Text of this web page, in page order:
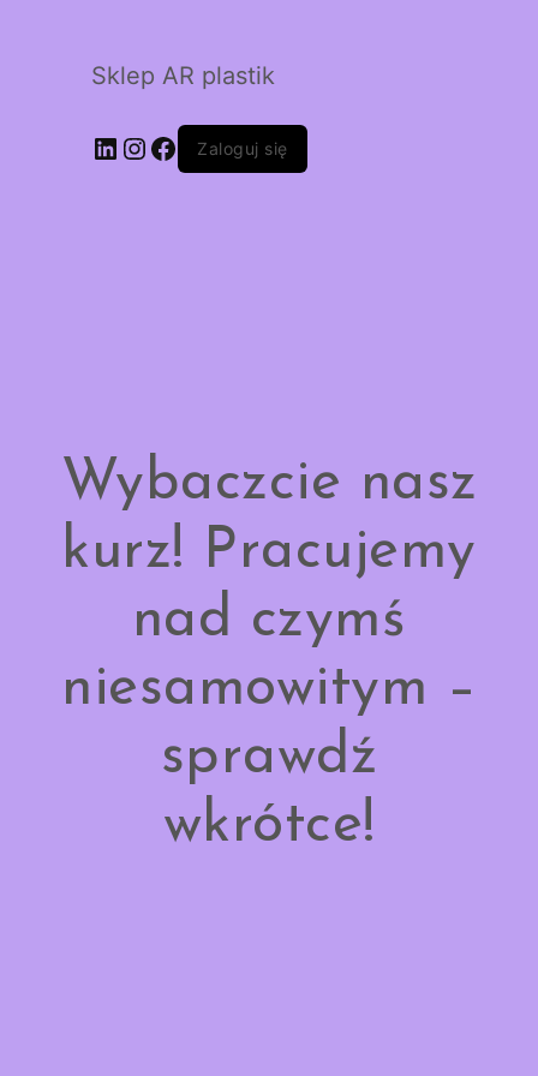
Sklep AR plastik
LinkedIn
Instagram
Facebook
Zaloguj się
Wybaczcie nasz
kurz! Pracujemy
nad czymś
niesamowitym –
sprawdź
wkrótce!